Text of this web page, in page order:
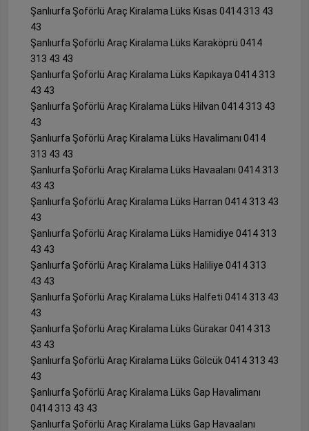
Şanlıurfa Şoförlü Araç Kiralama Lüks Kısas 0414 313 43
43
Şanlıurfa Şoförlü Araç Kiralama Lüks Karaköprü 0414
313 43 43
Şanlıurfa Şoförlü Araç Kiralama Lüks Kapıkaya 0414 313
43 43
Şanlıurfa Şoförlü Araç Kiralama Lüks Hilvan 0414 313 43
43
Şanlıurfa Şoförlü Araç Kiralama Lüks Havalimanı 0414
313 43 43
Şanlıurfa Şoförlü Araç Kiralama Lüks Havaalanı 0414 313
43 43
Şanlıurfa Şoförlü Araç Kiralama Lüks Harran 0414 313 43
43
Şanlıurfa Şoförlü Araç Kiralama Lüks Hamidiye 0414 313
43 43
Şanlıurfa Şoförlü Araç Kiralama Lüks Haliliye 0414 313
43 43
Şanlıurfa Şoförlü Araç Kiralama Lüks Halfeti 0414 313 43
43
Şanlıurfa Şoförlü Araç Kiralama Lüks Gürakar 0414 313
43 43
Şanlıurfa Şoförlü Araç Kiralama Lüks Gölcük 0414 313 43
43
Şanlıurfa Şoförlü Araç Kiralama Lüks Gap Havalimanı
0414 313 43 43
Şanlıurfa Şoförlü Araç Kiralama Lüks Gap Havaalanı